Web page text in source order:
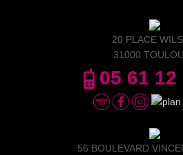
20 PLACE
31000
05 61 12
56 BOULEVARD